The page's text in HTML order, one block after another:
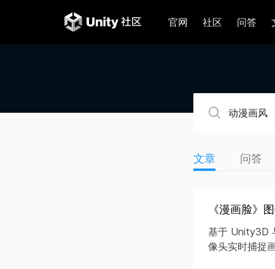
官网 社区 问答
文章 问答
《漫画脸》
基于 Unity3D
像头实时捕捉